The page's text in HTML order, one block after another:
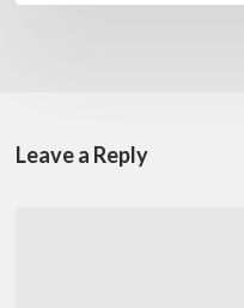
Leave a Reply